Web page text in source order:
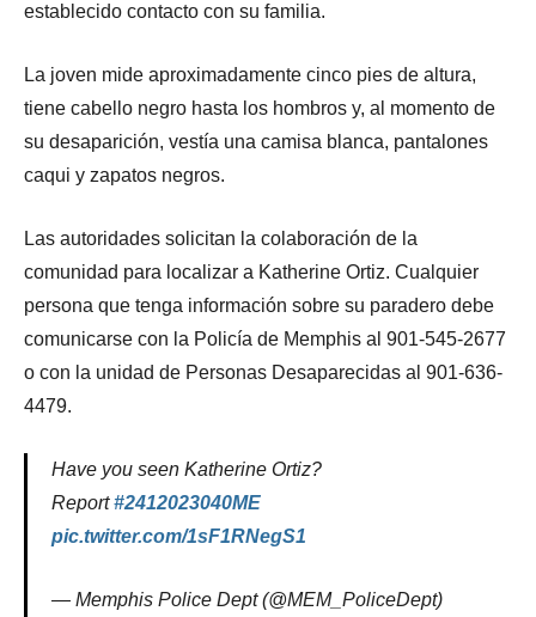
establecido contacto con su familia.
La joven mide aproximadamente cinco pies de altura,
tiene cabello negro hasta los hombros y, al momento de
su desaparición, vestía una camisa blanca, pantalones
caqui y zapatos negros.
Las autoridades solicitan la colaboración de la
comunidad para localizar a Katherine Ortiz. Cualquier
persona que tenga información sobre su paradero debe
comunicarse con la Policía de Memphis al 901-545-2677
o con la unidad de Personas Desaparecidas al 901-636-
4479.
Have you seen Katherine Ortiz?
Report#2412023040ME
pic.twitter.com/1sF1RNegS1
— Memphis Police Dept (@MEM_PoliceDept)